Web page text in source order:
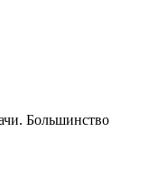
Большинство